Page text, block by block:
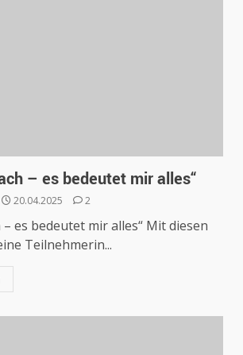
– es bedeutet mir alles“
20.04.2025 2
– es bedeutet mir alles“ Mit diesen
Teilnehmerin...